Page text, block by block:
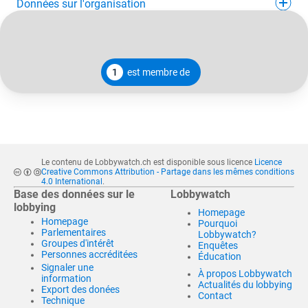
Données sur l'organisation
1 est membre de
Le contenu de Lobbywatch.ch est disponible sous licence Licence
Creative Commons Attribution - Partage dans les mêmes conditions
4.0 International .
Base des données sur le
lobbying
Homepage
Parlementaires
Groupes d'intérêt
Personnes accréditées
Signaler une
information
Export des donées
Technique
Lobbywatch
Homepage
Pourquoi
Lobbywatch?
Enquêtes
Éducation
À propos Lobbywatch
Actualités du lobbying
Contact